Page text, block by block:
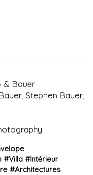
& Bauer
Stephen Bauer,
#Villa #Intérieur
#Architectures